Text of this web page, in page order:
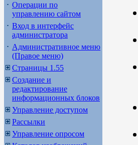
Операции по
управлению сайтом
Вход в интерфейс
администратора
Административное меню
(Правое меню)
Страницы 1.55
Создание и
редактирование
информационных блоков
Управление доступом
Рассылки
Управление опросом